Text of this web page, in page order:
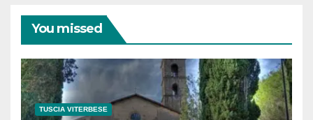
You missed
TUSCIA VITERBESE